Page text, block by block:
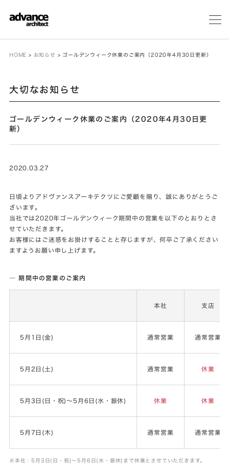
メ
HOME > お知らせ > ゴールデンウィーク休業のご案内（2020年4月30日更新）
大切なお知らせ
ゴールデンウィーク休業のご案内（2020年4月30日更
新）
2020.03.27
日頃よりアドヴァンスアーキテクツにご愛顧を賜り、誠にありがとうご
ざいます。
当社では2020年ゴールデンウィーク期間中の営業を以下のとおりとさ
せていただきます。
お客様にはご迷惑をお掛けすることと存じますが、何卒ご了承ください
ますようお願い申し上げます。
― 期間中の営業のご案内
本社 支店
5月1日(金) 通常営業 通常営業
5月2日(土) 通常営業 休業
5月3日(日・祝)～5月6日(水・振休) 休業 休業
5月7日(木) 通常営業 通常営業
※本社：5月3日(日・祝)～5月6日(水・振休)まで休業とさせていただきます。